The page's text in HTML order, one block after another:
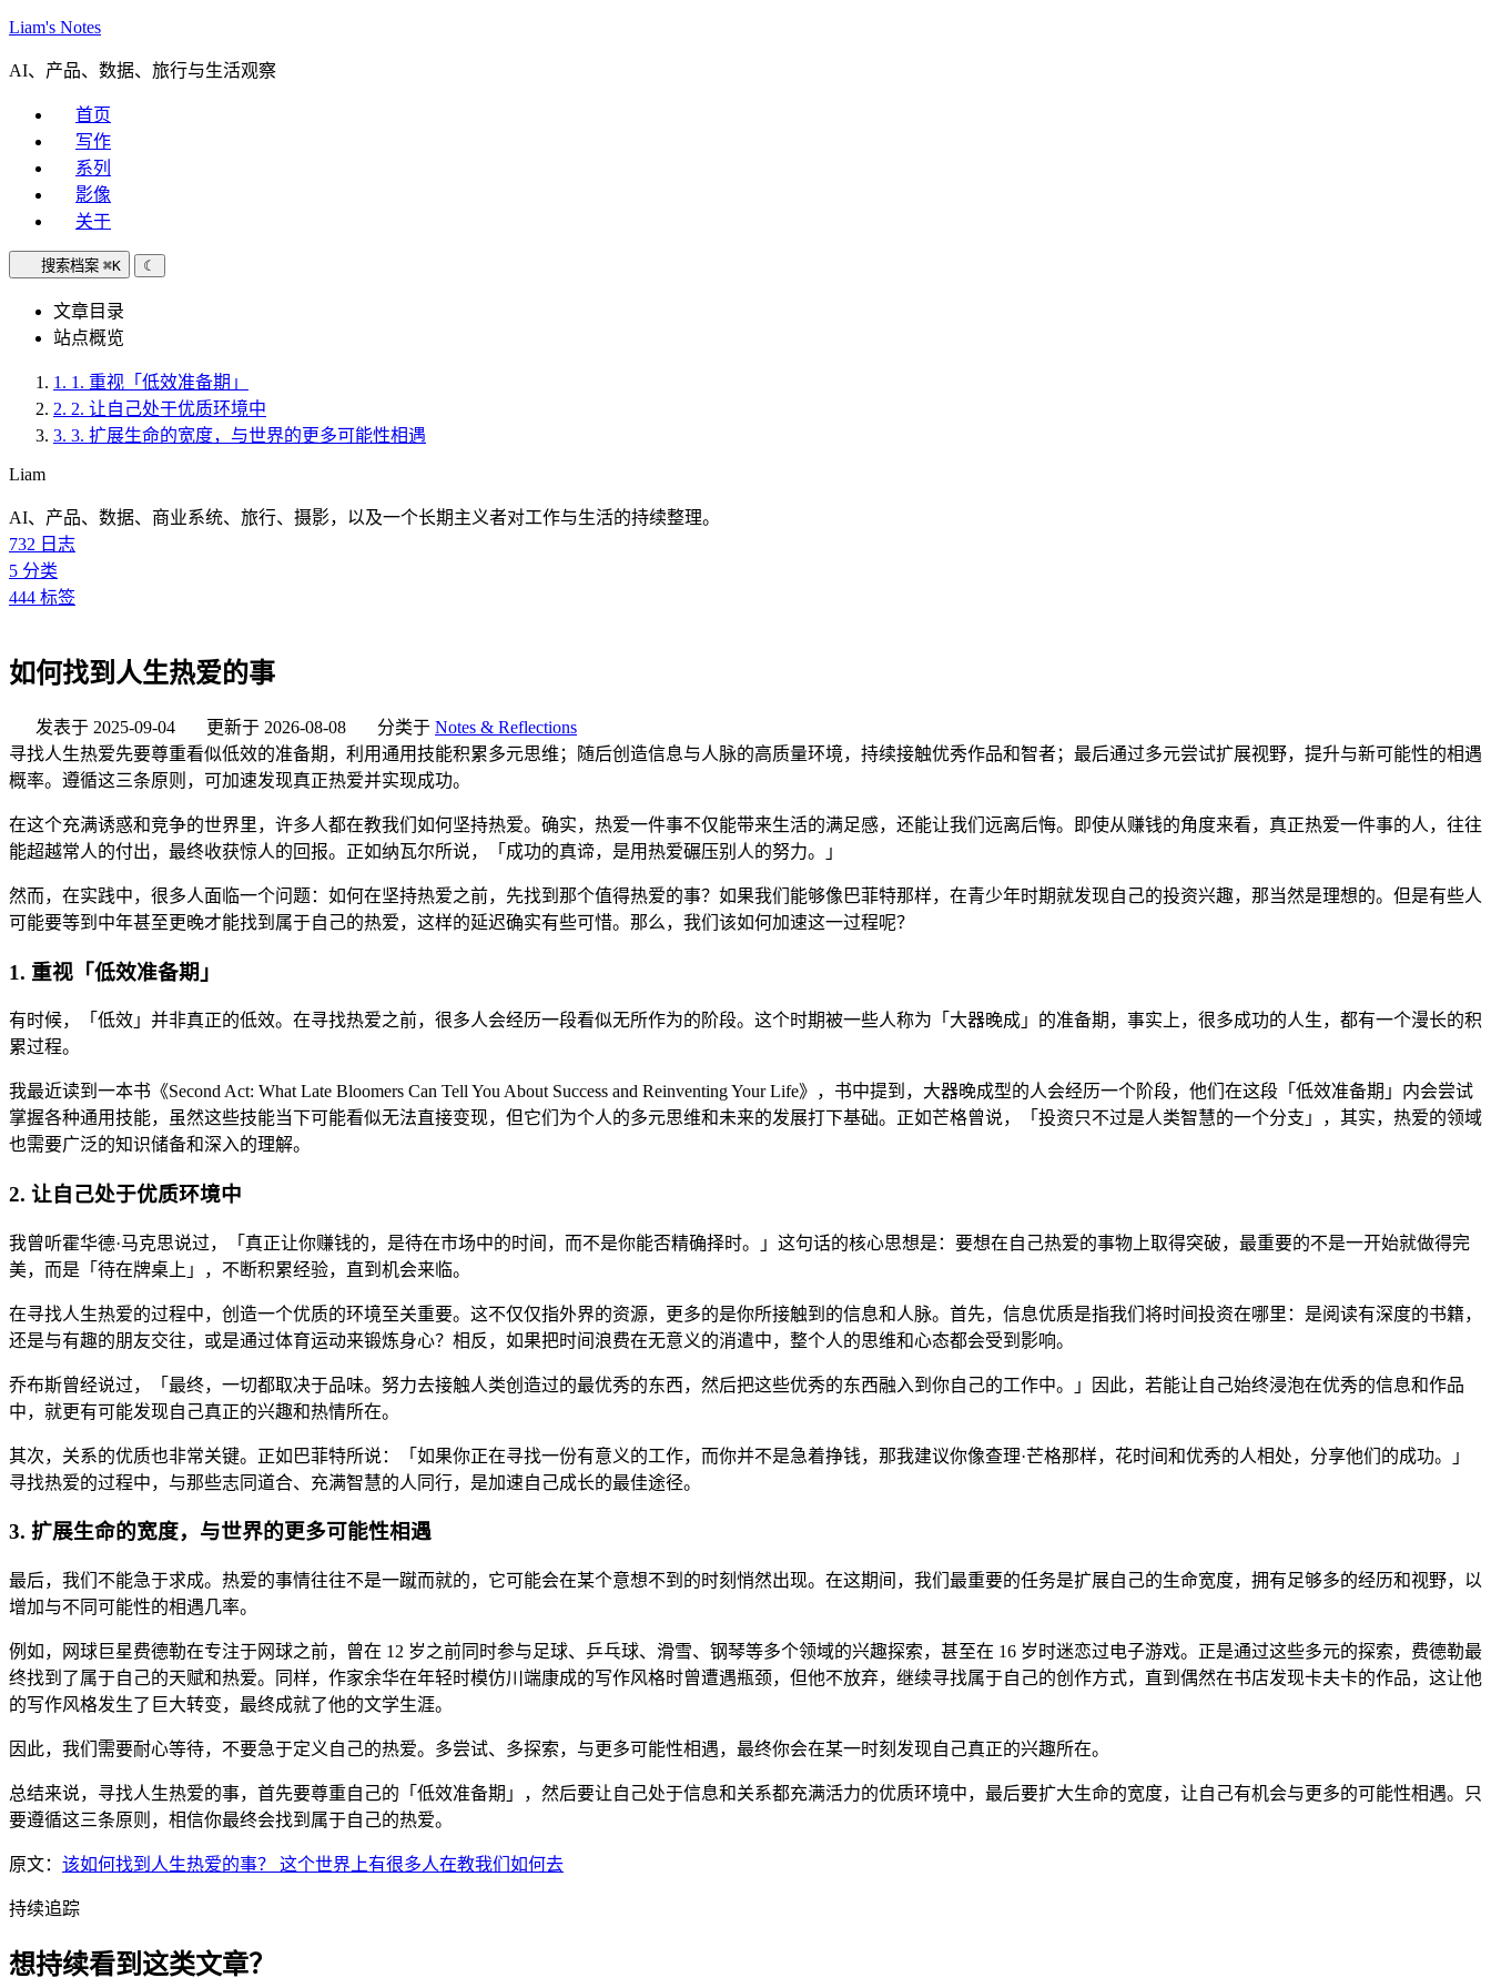
Liam's Notes
AI、产品、数据、旅行与生活观察
首页
写作
系列
影像
关于
搜索档案 ⌘K ☾
文章目录
站点概览
1. 1. 重视「低效准备期」
2. 2. 让自己处于优质环境中
3. 3. 扩展生命的宽度，与世界的更多可能性相遇
Liam
AI、产品、数据、商业系统、旅行、摄影，以及一个长期主义者对工作与生活的持续整理。
732 日志
5 分类
444 标签
如何找到人生热爱的事
发表于 2025-09-04 更新于 2026-08-08 分类于 Notes & Reflections
寻找人生热爱先要尊重看似低效的准备期，利用通用技能积累多元思维；随后创造信息与人脉的高质量环境，持续接触优秀作品和智者；最后通过多元尝试扩展视野，提升与新可能性的相遇
概率。遵循这三条原则，可加速发现真正热爱并实现成功。
在这个充满诱惑和竞争的世界里，许多人都在教我们如何坚持热爱。确实，热爱一件事不仅能带来生活的满足感，还能让我们远离后悔。即使从赚钱的角度来看，真正热爱一件事的人，往往
能超越常人的付出，最终收获惊人的回报。正如纳瓦尔所说，「成功的真谛，是用热爱碾压别人的努力。」
然而，在实践中，很多人面临一个问题：如何在坚持热爱之前，先找到那个值得热爱的事？如果我们能够像巴菲特那样，在青少年时期就发现自己的投资兴趣，那当然是理想的。但是有些人
可能要等到中年甚至更晚才能找到属于自己的热爱，这样的延迟确实有些可惜。那么，我们该如何加速这一过程呢？
1. 重视「低效准备期」
有时候，「低效」并非真正的低效。在寻找热爱之前，很多人会经历一段看似无所作为的阶段。这个时期被一些人称为「大器晚成」的准备期，事实上，很多成功的人生，都有一个漫长的积
累过程。
我最近读到一本书《Second Act: What Late Bloomers Can Tell You About Success and Reinventing Your Life》，书中提到，大器晚成型的人会经历一个阶段，他们在这段「低效准备期」内会尝试
掌握各种通用技能，虽然这些技能当下可能看似无法直接变现，但它们为个人的多元思维和未来的发展打下基础。正如芒格曾说，「投资只不过是人类智慧的一个分支」，其实，热爱的领域
也需要广泛的知识储备和深入的理解。
2. 让自己处于优质环境中
我曾听霍华德·马克思说过，「真正让你赚钱的，是待在市场中的时间，而不是你能否精确择时。」这句话的核心思想是：要想在自己热爱的事物上取得突破，最重要的不是一开始就做得完
美，而是「待在牌桌上」，不断积累经验，直到机会来临。
在寻找人生热爱的过程中，创造一个优质的环境至关重要。这不仅仅指外界的资源，更多的是你所接触到的信息和人脉。首先，信息优质是指我们将时间投资在哪里：是阅读有深度的书籍，
还是与有趣的朋友交往，或是通过体育运动来锻炼身心？相反，如果把时间浪费在无意义的消遣中，整个人的思维和心态都会受到影响。
乔布斯曾经说过，「最终，一切都取决于品味。努力去接触人类创造过的最优秀的东西，然后把这些优秀的东西融入到你自己的工作中。」因此，若能让自己始终浸泡在优秀的信息和作品
中，就更有可能发现自己真正的兴趣和热情所在。
其次，关系的优质也非常关键。正如巴菲特所说：「如果你正在寻找一份有意义的工作，而你并不是急着挣钱，那我建议你像查理·芒格那样，花时间和优秀的人相处，分享他们的成功。」
寻找热爱的过程中，与那些志同道合、充满智慧的人同行，是加速自己成长的最佳途径。
3. 扩展生命的宽度，与世界的更多可能性相遇
最后，我们不能急于求成。热爱的事情往往不是一蹴而就的，它可能会在某个意想不到的时刻悄然出现。在这期间，我们最重要的任务是扩展自己的生命宽度，拥有足够多的经历和视野，以
增加与不同可能性的相遇几率。
例如，网球巨星费德勒在专注于网球之前，曾在 12 岁之前同时参与足球、乒乓球、滑雪、钢琴等多个领域的兴趣探索，甚至在 16 岁时迷恋过电子游戏。正是通过这些多元的探索，费德勒最
终找到了属于自己的天赋和热爱。同样，作家余华在年轻时模仿川端康成的写作风格时曾遭遇瓶颈，但他不放弃，继续寻找属于自己的创作方式，直到偶然在书店发现卡夫卡的作品，这让他
的写作风格发生了巨大转变，最终成就了他的文学生涯。
因此，我们需要耐心等待，不要急于定义自己的热爱。多尝试、多探索，与更多可能性相遇，最终你会在某一时刻发现自己真正的兴趣所在。
总结来说，寻找人生热爱的事，首先要尊重自己的「低效准备期」，然后要让自己处于信息和关系都充满活力的优质环境中，最后要扩大生命的宽度，让自己有机会与更多的可能性相遇。只
要遵循这三条原则，相信你最终会找到属于自己的热爱。
原文： 该如何找到人生热爱的事？ 这个世界上有很多人在教我们如何去
持续追踪
想持续看到这类文章？